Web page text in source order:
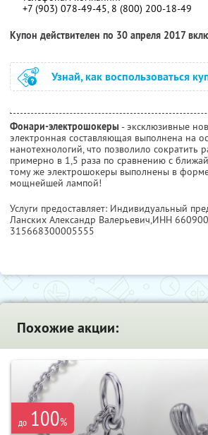
+7 (903) 078-49-45, 8 (800) 200-18-49
Купон действителен по 30 апреля 2017
Узнай, как воспользоваться
Фонари-электрошокеры - эксклюзивные
электронная составляющая выполнена на
нанотехнологий, что позволило сократить
примерно в 1,5 раза по сравнению с
тому же электрошокеры выполнены в
мощнейшей лампой!
Услуги предоставляет: Индивидуальный
Ланских Александр Валерьевич,ИНН
315668300005555
Похожие акции:
до 100%